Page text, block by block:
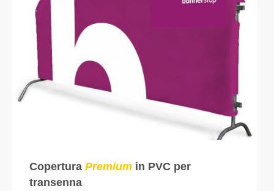
Copertura Premium in PVC per
transenna